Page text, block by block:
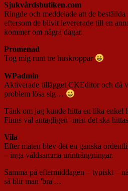
Sjukvårdsbutiken.com
Ringde och meddelade att de
eftersom de blivit levererade till en
kommer om några dagar.
Promenad
Tog mig runt tre huskroppar
WPadmin
Aktiverade tillägget CKEditor och då
problem lösa sig…
Tänk om jag kunde hitta en lika enkel
Finns väl antagligen -men det ska
Vila
Efter maten blev det en ganska
– inga våldsamma urinträngningar.
Samma på eftermiddagen – typiskt –
så blir man 'bra'…